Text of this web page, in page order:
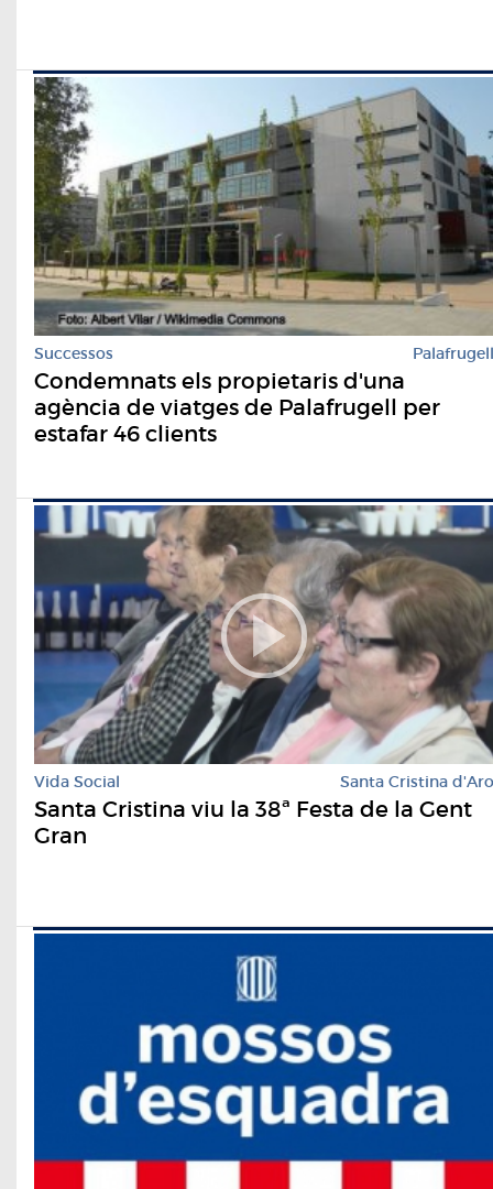
Successos Palafrugell
Condemnats els propietaris d'una
agència de viatges de Palafrugell per
estafar 46 clients
Vida Social Santa Cristina d'Aro
Santa Cristina viu la 38ª Festa de la Gent
Gran